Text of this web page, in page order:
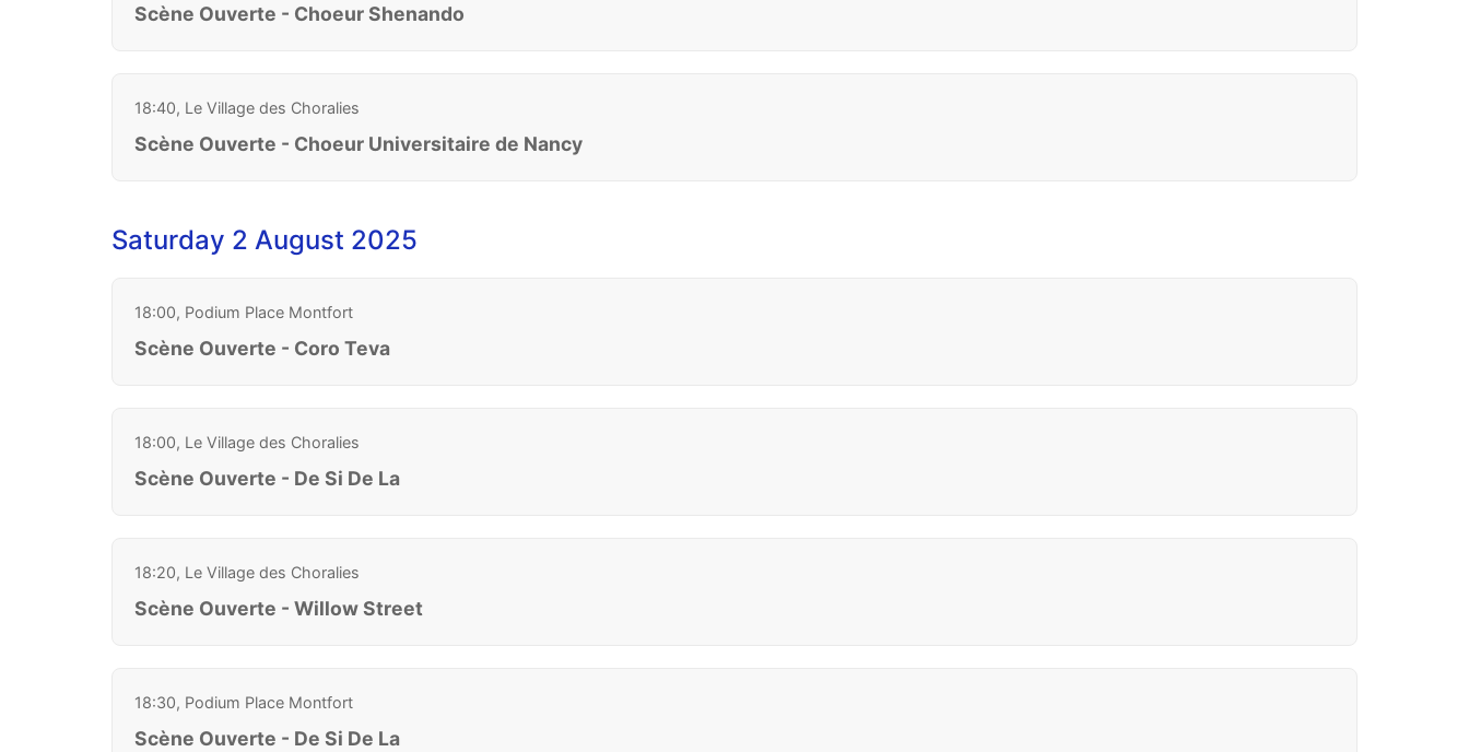
Scène Ouverte - Choeur Shenando
18:40, Le Village des Choralies
Scène Ouverte - Choeur Universitaire de Nancy
Saturday 2 August 2025
18:00, Podium Place Montfort
Scène Ouverte - Coro Teva
18:00, Le Village des Choralies
Scène Ouverte - De Si De La
18:20, Le Village des Choralies
Scène Ouverte - Willow Street
18:30, Podium Place Montfort
Scène Ouverte - De Si De La